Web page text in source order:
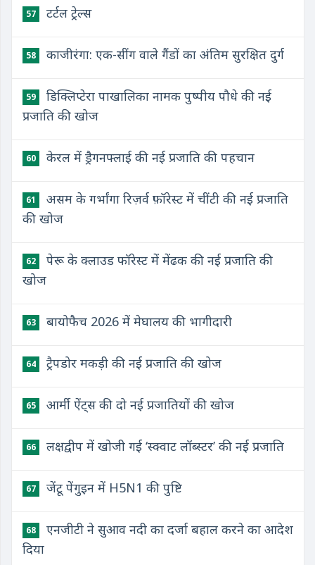
57 टर्टल ट्रेल्स
58 काजीरंगा: एक-सींग वाले गैंडों का अंतिम सुरक्षित दुर्ग
59
डिक्लिप्टेरा पाखालिका नामक पुष्पीय पौधे की नई
प्रजाति की खोज
60 केरल में ड्रैगनफ्लाई की नई प्रजाति की पहचान
61
असम के गर्भांगा रिज़र्व फ़ॉरेस्ट में चींटी की नई प्रजाति
की खोज
62
पेरू के क्लाउड फॉरेस्ट में मेंढक की नई प्रजाति की
खोज
63 बायोफैच 2026 में मेघालय की भागीदारी
64 ट्रैपडोर मकड़ी की नई प्रजाति की खोज
65 आर्मी ऐंट्स की दो नई प्रजातियों की खोज
66 लक्षद्वीप में खोजी गई ‘स्क्वाट लॉब्स्टर’ की नई प्रजाति
67 जेंटू पेंगुइन में H5N1 की पुष्टि
68
एनजीटी ने सुआव नदी का दर्जा बहाल करने का आदेश
दिया